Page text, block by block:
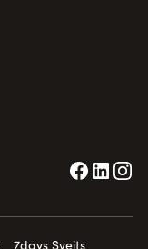
7days Sveits